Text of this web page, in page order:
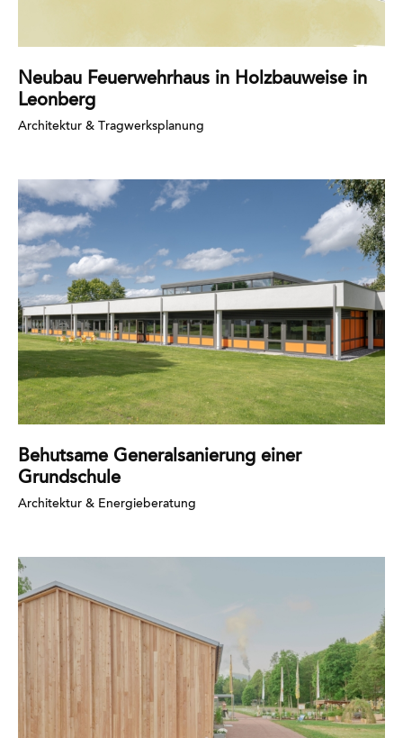
Neubau Feuerwehrhaus in Holzbauweise in
Leonberg
Architektur & Tragwerksplanung
Behutsame Generalsanierung einer
Grundschule
Architektur & Energieberatung
Mehr
erfahren
Mehr
erfahren